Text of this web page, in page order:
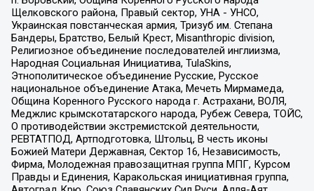
Щелковского района, Правый сектор, УНА - УНСО,
Украинская повстанческая армия, Тризуб им. Степана
Бандеры, Братство, Белый Крест, Misanthropic division,
Религиозное объединение последователей инглиизма,
Народная Социальная Инициатива, TulaSkins,
Этнополитическое объединение Русские, Русское
национальное объединение Атака, Мечеть Мирмамеда,
Община Коренного Русского народа г. Астрахани, ВОЛЯ,
Меджлис крымскотатарского народа, Рубеж Севера, ТОЙС,
О противодействии экстремистской деятельности,
РЕВТАТПОД, Артподготовка, Штольц, В честь иконы
Божией Матери Державная, Сектор 16, Независимость,
Фирма, Молодежная правозащитная группа МПГ, Курсом
Правды и Единения, Каракольская инициативная группа,